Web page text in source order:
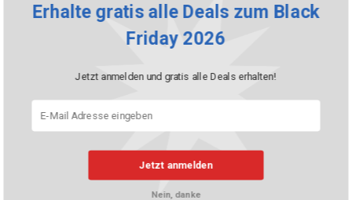
Jetzt anmelden
Erhalte gratis alle Deals zum Black
Friday 2026
Jetzt anmelden und gratis alle Deals erhalten!
Nein, danke